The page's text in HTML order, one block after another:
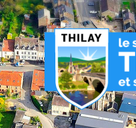
Skip
to
content
Skip
to
left
sidebar
Skip
to
footer